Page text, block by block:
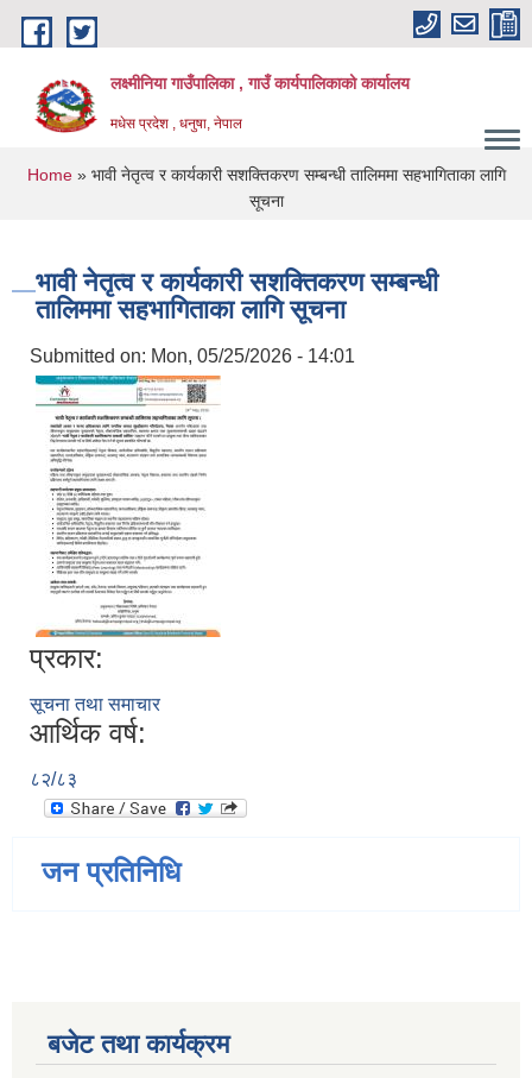
Skip to main content
लक्ष्मीनिया गाउँपालिका , गाउँ कार्यपालिकाको कार्यालय
मधेस प्रदेश , धनुषा, नेपाल
You are here
Home» भावी नेतृत्व र कार्यकारी सशक्तिकरण सम्बन्धी तालिममा सहभागिताका लागि
सूचना
भावी नेतृत्व र कार्यकारी सशक्तिकरण सम्बन्धी
तालिममा सहभागिताका लागि सूचना
Submitted on: Mon, 05/25/2026 - 14:01
प्रकार:
सूचना तथा समाचार
आर्थिक वर्ष:
८२/८३
जन प्रतिनिधि
बजेट तथा कार्यक्रम